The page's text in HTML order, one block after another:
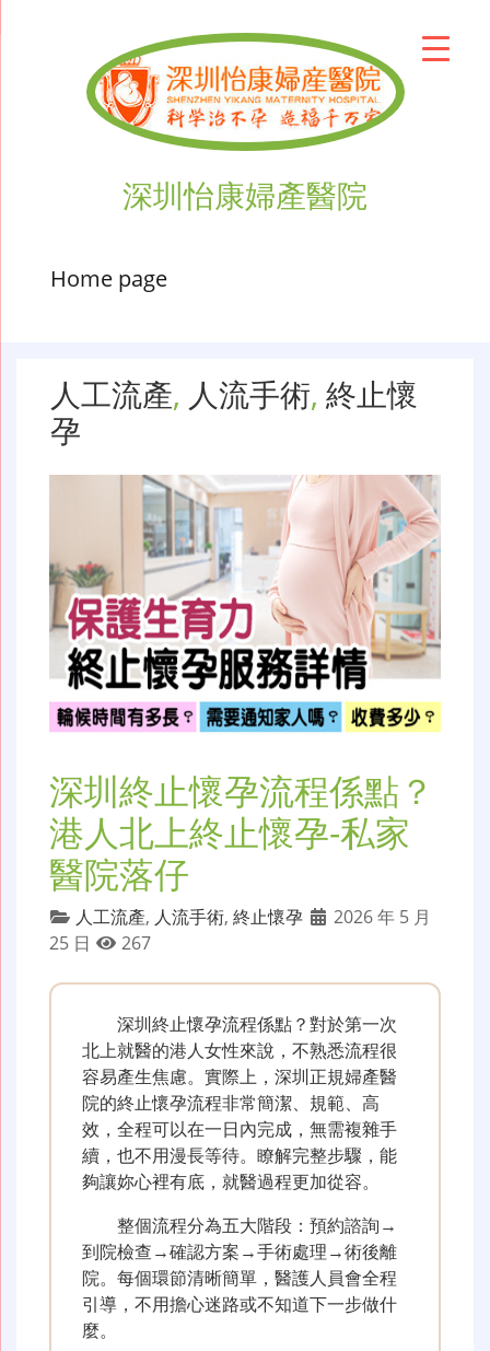
深圳怡康婦產醫院
Home page
人工流產, 人流手術, 終止懷
孕
深圳終止懷孕流程係點？
港人北上終止懷孕-私家
醫院落仔
人工流產, 人流手術, 終止懷孕
2026 年 5 月
25 日
267
深圳終止懷孕流程係點？對於第一次
北上就醫的港人女性來說，不熟悉流程很
容易產生焦慮。實際上，深圳正規婦產醫
院的終止懷孕流程非常簡潔、規範、高
效，全程可以在一日內完成，無需複雜手
續，也不用漫長等待。瞭解完整步驟，能
夠讓妳心裡有底，就醫過程更加從容。
整個流程分為五大階段：預約諮詢→
到院檢查→確認方案→手術處理→術後離
院。每個環節清晰簡單，醫護人員會全程
引導，不用擔心迷路或不知道下一步做什
麼。